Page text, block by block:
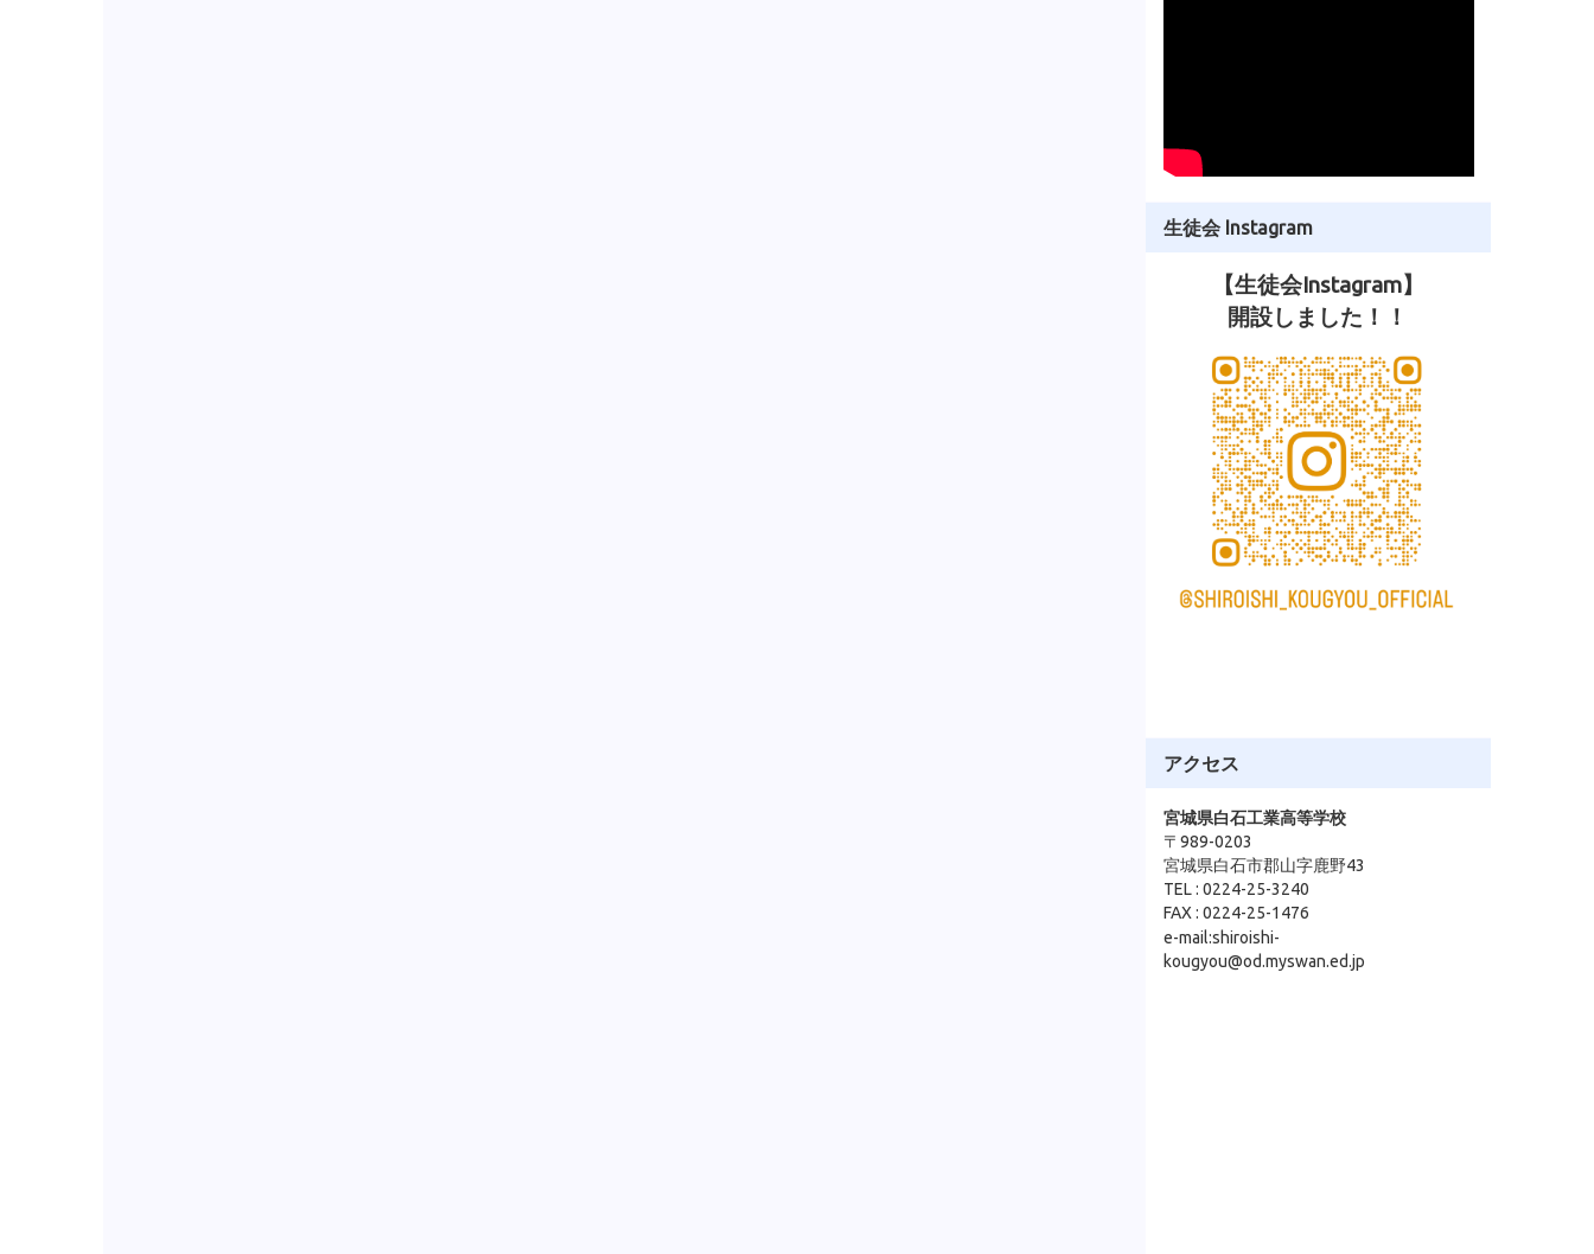
生徒会 Instagram
【生徒会Instagram】
開設しました！！
アクセス
宮城県白石工業高等学校
〒989-0203
宮城県白石市郡山字鹿野43
TEL : 0224-25-3240
FAX : 0224-25-1476
e-mail:shiroishi-
kougyou@od.myswan.ed.jp